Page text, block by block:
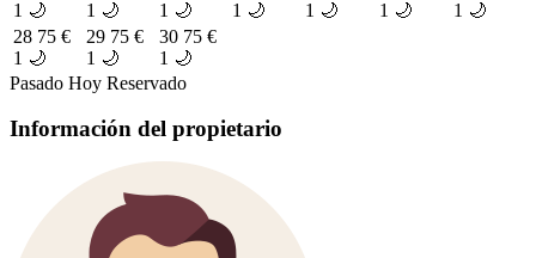
1 🌙
1 🌙
1 🌙
1 🌙
1 🌙
1 🌙
1 🌙
28 75 €
1 🌙
29 75 €
1 🌙
30 75 €
1 🌙
Pasado Hoy Reservado
Información del propietario